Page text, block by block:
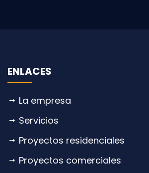
ENLACES
La empresa
Servicios
Proyectos residenciales
Proyectos comerciales